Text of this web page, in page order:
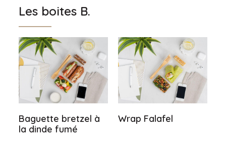
Les boites B.
Baguette bretzel à
la dinde fumé
Wrap Falafel